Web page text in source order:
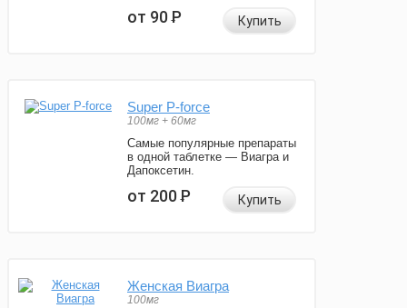
от 90Р Купить
Super P-force
100мг + 60мг
Самые популярные препараты
в одной таблетке — Виагра и
Дапоксетин.
от 200Р Купить
Женская Виагра
100мг